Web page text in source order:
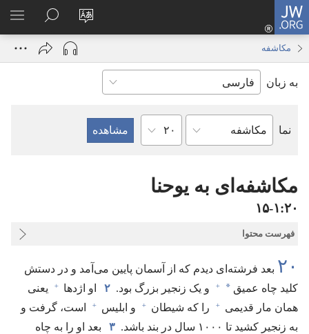
JW.ORG
زبان
سایت
را
ورود
باز
JW.ORG
جستجو
مکاشفه
به زبان
نما
کتاب
مقدّس
فصل
مکاشفه‌ای به یوحنا
۲۰‏:‏۱‏-‏۱۵
فهرست محتوا
۲۰ بعد فرشته‌ای دیدم که از آسمان پایین می‌آمد و در دستش
کلید چاه عمیق *
+ و یک زنجیر بزرگ بود.‏ ۲ او اژدها +
یعنی
همان مار قدیمی
+ را که شیطان + و ابلیس +
است،‏ گرفت و
به زنجیر کشید تا ۱۰۰۰ سال در بند باشد.‏
۳
بعد او را به چاه